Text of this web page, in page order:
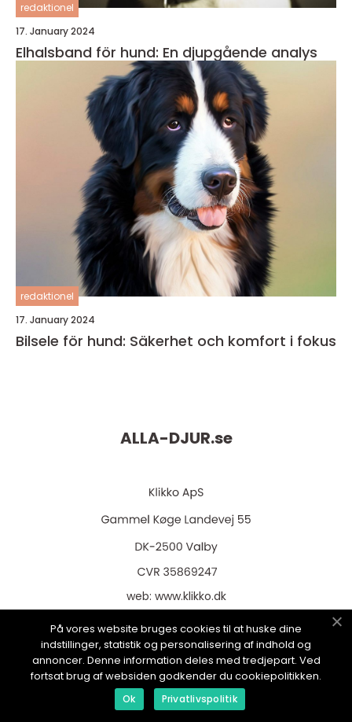
redaktionel
17. January 2024
Elhalsband för hund: En djupgående analys
redaktionel
17. January 2024
Bilsele för hund: Säkerhet och komfort i fokus
ALLA-DJUR.se
web: www.klikko.dk
Menu
På vores website bruges cookies til at huske dine
indstillinger, statistik og personalisering af indhold og
annoncer. Denne information deles med tredjepart. Ved
fortsat brug af websiden godkender du cookiepolitikken.
Ok Privatlivspolitik